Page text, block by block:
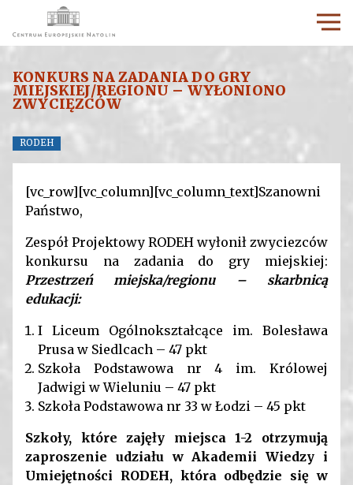
KONKURS NA ZADANIA DO GRY
MIEJSKIEJ/REGIONU – WYŁONIONO
ZWYCIĘZCÓW
RODEH
[vc_row][vc_column][vc_column_text]Szanowni
Państwo,
Zespół Projektowy RODEH wyłonił zwyciezców
konkursu na zadania do gry miejskiej:
Przestrzeń miejska/regionu – skarbnicą
edukacji:
I Liceum Ogólnokształcące im. Bolesława
Prusa w Siedlcach – 47 pkt
Szkoła Podstawowa nr 4 im. Królowej
Jadwigi w Wieluniu – 47 pkt
Szkoła Podstawowa nr 33 w Łodzi – 45 pkt
Szkoły, które zajęły miejsca 1-2 otrzymują
zaproszenie udziału w Akademii Wiedzy i
Umiejętności RODEH, która odbędzie się w